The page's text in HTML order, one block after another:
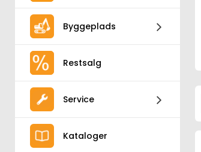
Byggeplads
Restsalg
Service
Kataloger